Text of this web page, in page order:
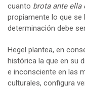
cuanto brota ante ella
propiamente lo que se
determinación debe
Hegel plantea, en
histórica la que en su
e inconsciente en las
culturales, configura